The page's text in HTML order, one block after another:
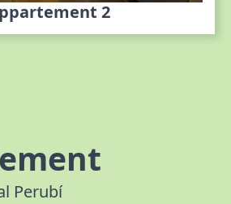
2
Perubí